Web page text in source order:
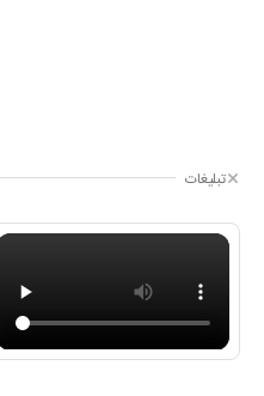
تبلیغات